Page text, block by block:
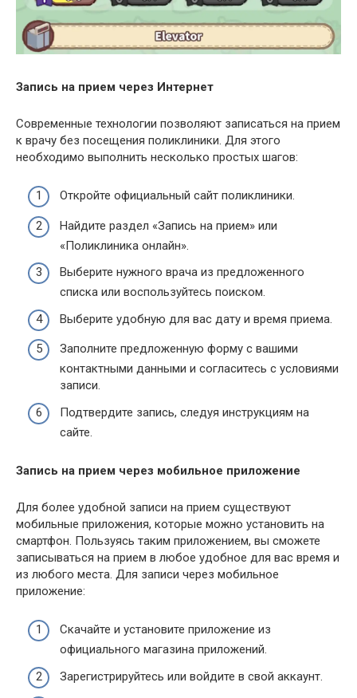
Запись на прием через Интернет
Современные технологии позволяют записаться на прием
к врачу без посещения поликлиники. Для этого
необходимо выполнить несколько простых шагов:
Откройте официальный сайт поликлиники.
Найдите раздел «Запись на прием» или
«Поликлиника онлайн».
Выберите нужного врача из предложенного
списка или воспользуйтесь поиском.
Выберите удобную для вас дату и время приема.
Заполните предложенную форму с вашими
контактными данными и согласитесь с условиями
записи.
Подтвердите запись, следуя инструкциям на
сайте.
Запись на прием через мобильное приложение
Для более удобной записи на прием существуют
мобильные приложения, которые можно установить на
смартфон. Пользуясь таким приложением, вы сможете
записываться на прием в любое удобное для вас время и
из любого места. Для записи через мобильное
приложение:
Скачайте и установите приложение из
официального магазина приложений.
Зарегистрируйтесь или войдите в свой аккаунт.